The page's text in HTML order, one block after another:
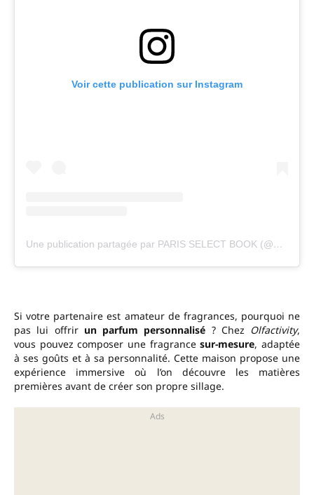
Voir cette publication sur Instagram
Une publication partagée par PARIS SELECT BOOK (@parisselect)
Si votre partenaire est amateur de fragrances, pourquoi ne
pas lui offrir un parfum personnalisé ? Chez Olfactivity,
vous pouvez composer une fragrancesur-mesure, adaptée
à ses goûts et à sa personnalité. Cette maison propose une
expérience immersive où l’on découvre les matières
premières avant de créer son propre sillage.